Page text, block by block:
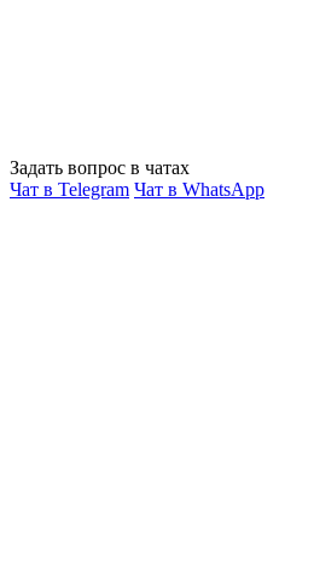
Задать вопрос в чатах
Чат в Telegram Чат в WhatsApp